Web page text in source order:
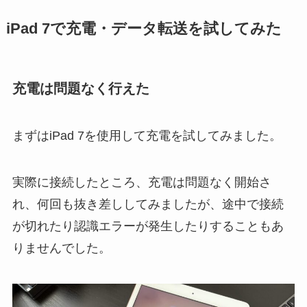
iPad 7で充電・データ転送を試してみた
充電は問題なく行えた
まずはiPad 7を使用して充電を試してみました。
実際に接続したところ、充電は問題なく開始さ
れ、何回も抜き差ししてみましたが、途中で接続
が切れたり認識エラーが発生したりすることもあ
りませんでした。